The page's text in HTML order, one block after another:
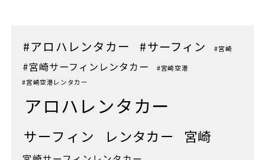
#アロハレンタカー #サーフィン #宮崎
#宮崎サーフィンレンタカー
#宮崎空港
#宮崎空港レンタカー
アロハレンタカー
サーフィン レンタカー 宮崎